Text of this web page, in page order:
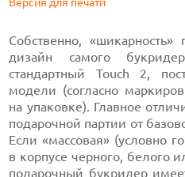
Собственно, «шикарность»
дизайн самого
стандартный Touch 2,
модели (согласно
на упаковке). Главное
подарочной партии от
Если «массовая» (условно
в корпусе черного, белого
подарочный букридер